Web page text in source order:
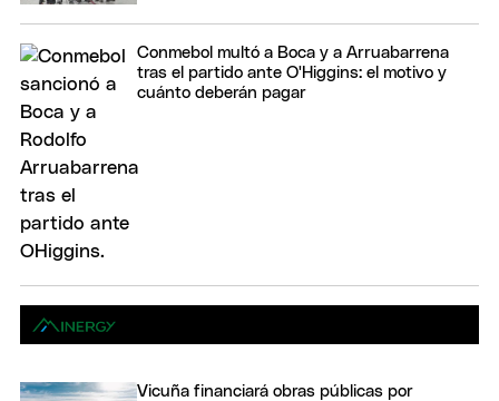
Conmebol multó a Boca y a Arruabarrena
tras el partido ante O'Higgins: el motivo y
cuánto deberán pagar
Vicuña financiará obras públicas por